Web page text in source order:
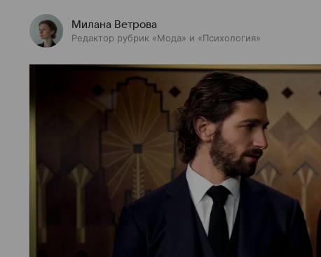
Милана Ветрова
Редактор рубрик «Мода» и «Психология»